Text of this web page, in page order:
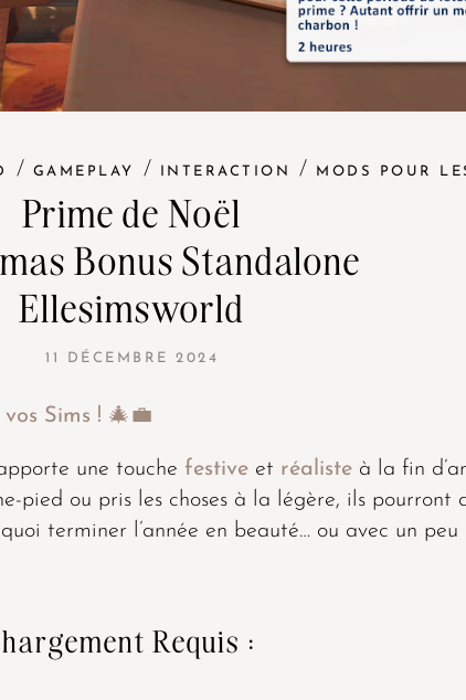
/ GAMEPLAY / INTERACTION / MODS POUR
Prime de Noël
Bonus Standalone
Ellesimsworld
11 DÉCEMBRE 2024
Sims ! 🎄💼
une touche festive et réaliste à la fin
pied ou pris les choses à la légère, ils pourront
terminer l’année en beauté… ou avec un peu
Requis :